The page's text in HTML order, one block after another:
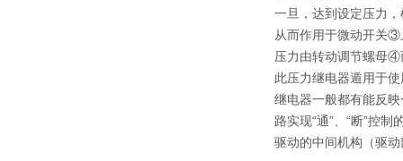
一旦，达到设定压力
从而作用于微动开关
压力由转动调节螺母④
此压力继电器遁用于
继电器一般都有能反
路实现“通”、“断”控
驱动的中间机构（驱